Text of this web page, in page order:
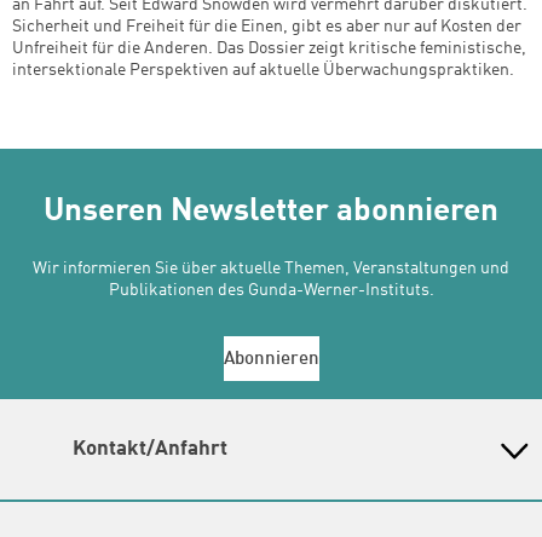
an Fahrt auf. Seit Edward Snowden wird vermehrt darüber diskutiert.
Sicherheit und Freiheit für die Einen, gibt es aber nur auf Kosten der
Unfreiheit für die Anderen. Das Dossier zeigt kritische feministische,
intersektionale Perspektiven auf aktuelle Überwachungspraktiken.
Unseren Newsletter abonnieren
Wir informieren Sie über aktuelle Themen, Veranstaltungen und
Publikationen des Gunda-Werner-Instituts.
Abonnieren
Kontakt/Anfahrt